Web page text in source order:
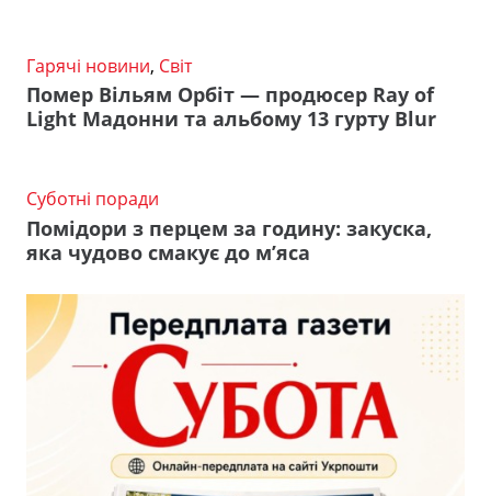
Гарячі новини, Світ
Помер Вільям Орбіт — продюсер Ray of
Light Мадонни та альбому 13 гурту Blur
Суботні поради
Помідори з перцем за годину: закуска,
яка чудово смакує до м’яса